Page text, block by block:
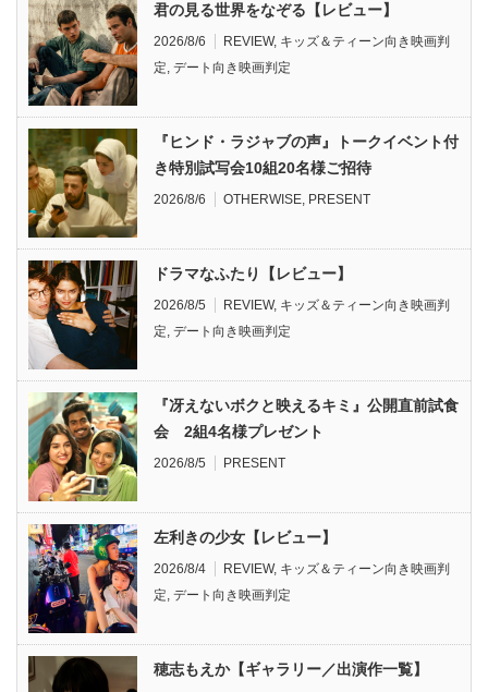
君の見る世界をなぞる【レビュー】
2026/8/6 REVIEW, キッズ＆ティーン向き映画判
定, デート向き映画判定
『ヒンド・ラジャブの声』トークイベント付
き特別試写会10組20名様ご招待
2026/8/6 OTHERWISE, PRESENT
ドラマなふたり【レビュー】
2026/8/5 REVIEW, キッズ＆ティーン向き映画判
定, デート向き映画判定
『冴えないボクと映えるキミ』公開直前試食
会 2組4名様プレゼント
2026/8/5 PRESENT
左利きの少女【レビュー】
2026/8/4 REVIEW, キッズ＆ティーン向き映画判
定, デート向き映画判定
穂志もえか【ギャラリー／出演作一覧】